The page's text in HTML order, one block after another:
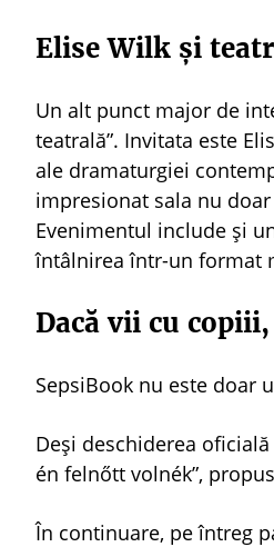
Elise Wilk și
Un alt punct major de
teatrală”. Invitata este
ale dramaturgiei
impresionat sala nu
Evenimentul include și
întâlnirea într-un format
Dacă vii cu
SepsiBook nu este doar
Deși deschiderea
én felnőtt volnék”,
În continuare, pe întreg